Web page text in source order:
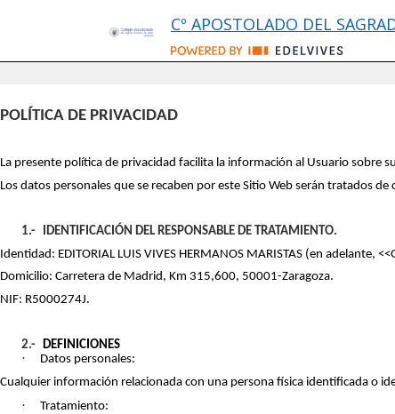
Cº APOSTOLADO DEL
POLÍTICA DE PRIVACIDAD
La presente política de privacidad facilita la información al Usuario sobre
Los datos personales que se recaben por este Sitio Web serán tratados
1.-
IDENTIFICACIÓN DEL RESPONSABLE DE TRATAMIENTO.
Identidad: EDITORIAL LUIS VIVES HERMANOS MARISTAS (en adelante,
Domicilio: Carretera de Madrid, Km 315,600, 50001-Zaragoza.
NIF: R5000274J.
2.- DEFINICIONES
·
Datos personales:
Cualquier información relacionada con una persona física identificada o
·
Tratamiento: